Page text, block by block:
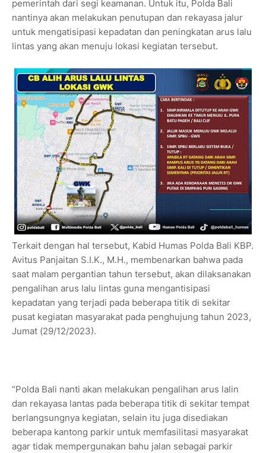
pemerintah dari segi keamanan. Untuk itu, Polda Bali
nantinya akan melakukan penutupan dan rekayasa jalur
untuk mengatisipasi kepadatan dan peningkatan arus lalu
lintas yang akan menuju lokasi kegiatan tersebut.
Terkait dengan hal tersebut, Kabid Humas Polda Bali KBP.
Avitus Panjaitan S.I.K., M.H., membenarkan bahwa pada
saat malam pergantian tahun tersebut, akan dilaksanakan
pengalihan arus lalu lintas guna mengantisipasi
kepadatan yang terjadi pada beberapa titik di sekitar
pusat kegiatan masyarakat pada penghujung tahun 2023,
Jumat (29/12/2023).
“Polda Bali nanti akan melakukan pengalihan arus lalin
dan rekayasa lantas pada beberapa titik di sekitar tempat
berlangsungnya kegiatan, selain itu juga disediakan
beberapa kantong parkir untuk memfasilitasi masyarakat
agar tidak mempergunakan bahu jalan sebagai parkir